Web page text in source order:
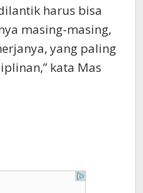
harus bisa
masing-masing,
yang paling
kata Mas